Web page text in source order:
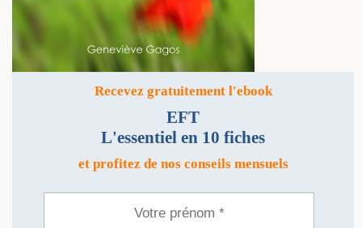
Recevez gratuitement l'ebook
EFT
L'essentiel en 10 fiches
et profitez de nos conseils mensuels